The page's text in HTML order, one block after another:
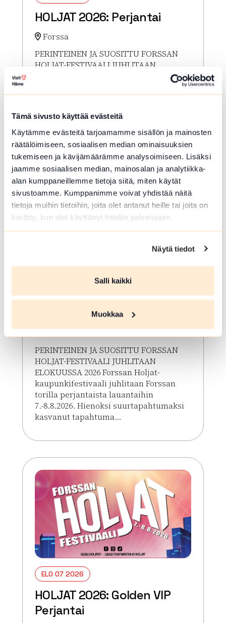
Tämä sivusto käyttää evästeitä
Käytämme evästeitä tarjoamamme sisällön ja mainosten
räätälöimiseen, sosiaalisen median ominaisuuksien
tukemiseen ja kävijämäärämme analysoimiseen. Lisäksi
jaamme sosiaalisen median, mainosalan ja analytiikka-
alan kumppaneillemme tietoja siitä, miten käytät
sivustoamme. Kumppanimme voivat yhdistää näitä
tietoja muihin tietoihin, joita olet antanut heille tai joita on
kerätty, kun olet käyttänyt heidän palvelujaan.
Näytä tiedot
Salli kaikki
Muokkaa
HOLJAT 2026: Perjantai
Forssa
PERINTEINEN JA SUOSITTU FORSSAN
HOLJAT-FESTIVAALI JUHLITAAN
kaupunkifestivaali juhlitaan Forssan
torilla perjantaista lauantaihin
kasvanut tapahtuma...
Lue lisää tapahtumasta HOLJAT 2026: Perjantai
HOLJAT 2026: Silver VIP
PERINTEINEN JA SUOSITTU FORSSAN
HOLJAT-FESTIVAALI JUHLITAAN
ELOKUUSSA 2026 Forssan Holjat-
kaupunkifestivaali juhlitaan Forssan
torilla perjantaista lauantaihin
7.-8.8.2026. Hienoksi suurtapahtumaksi
kasvanut tapahtuma...
Lue lisää tapahtumasta HOLJAT 2026: Silver VIP
ELO 07 2026
HOLJAT 2026: Golden VIP
Perjantai